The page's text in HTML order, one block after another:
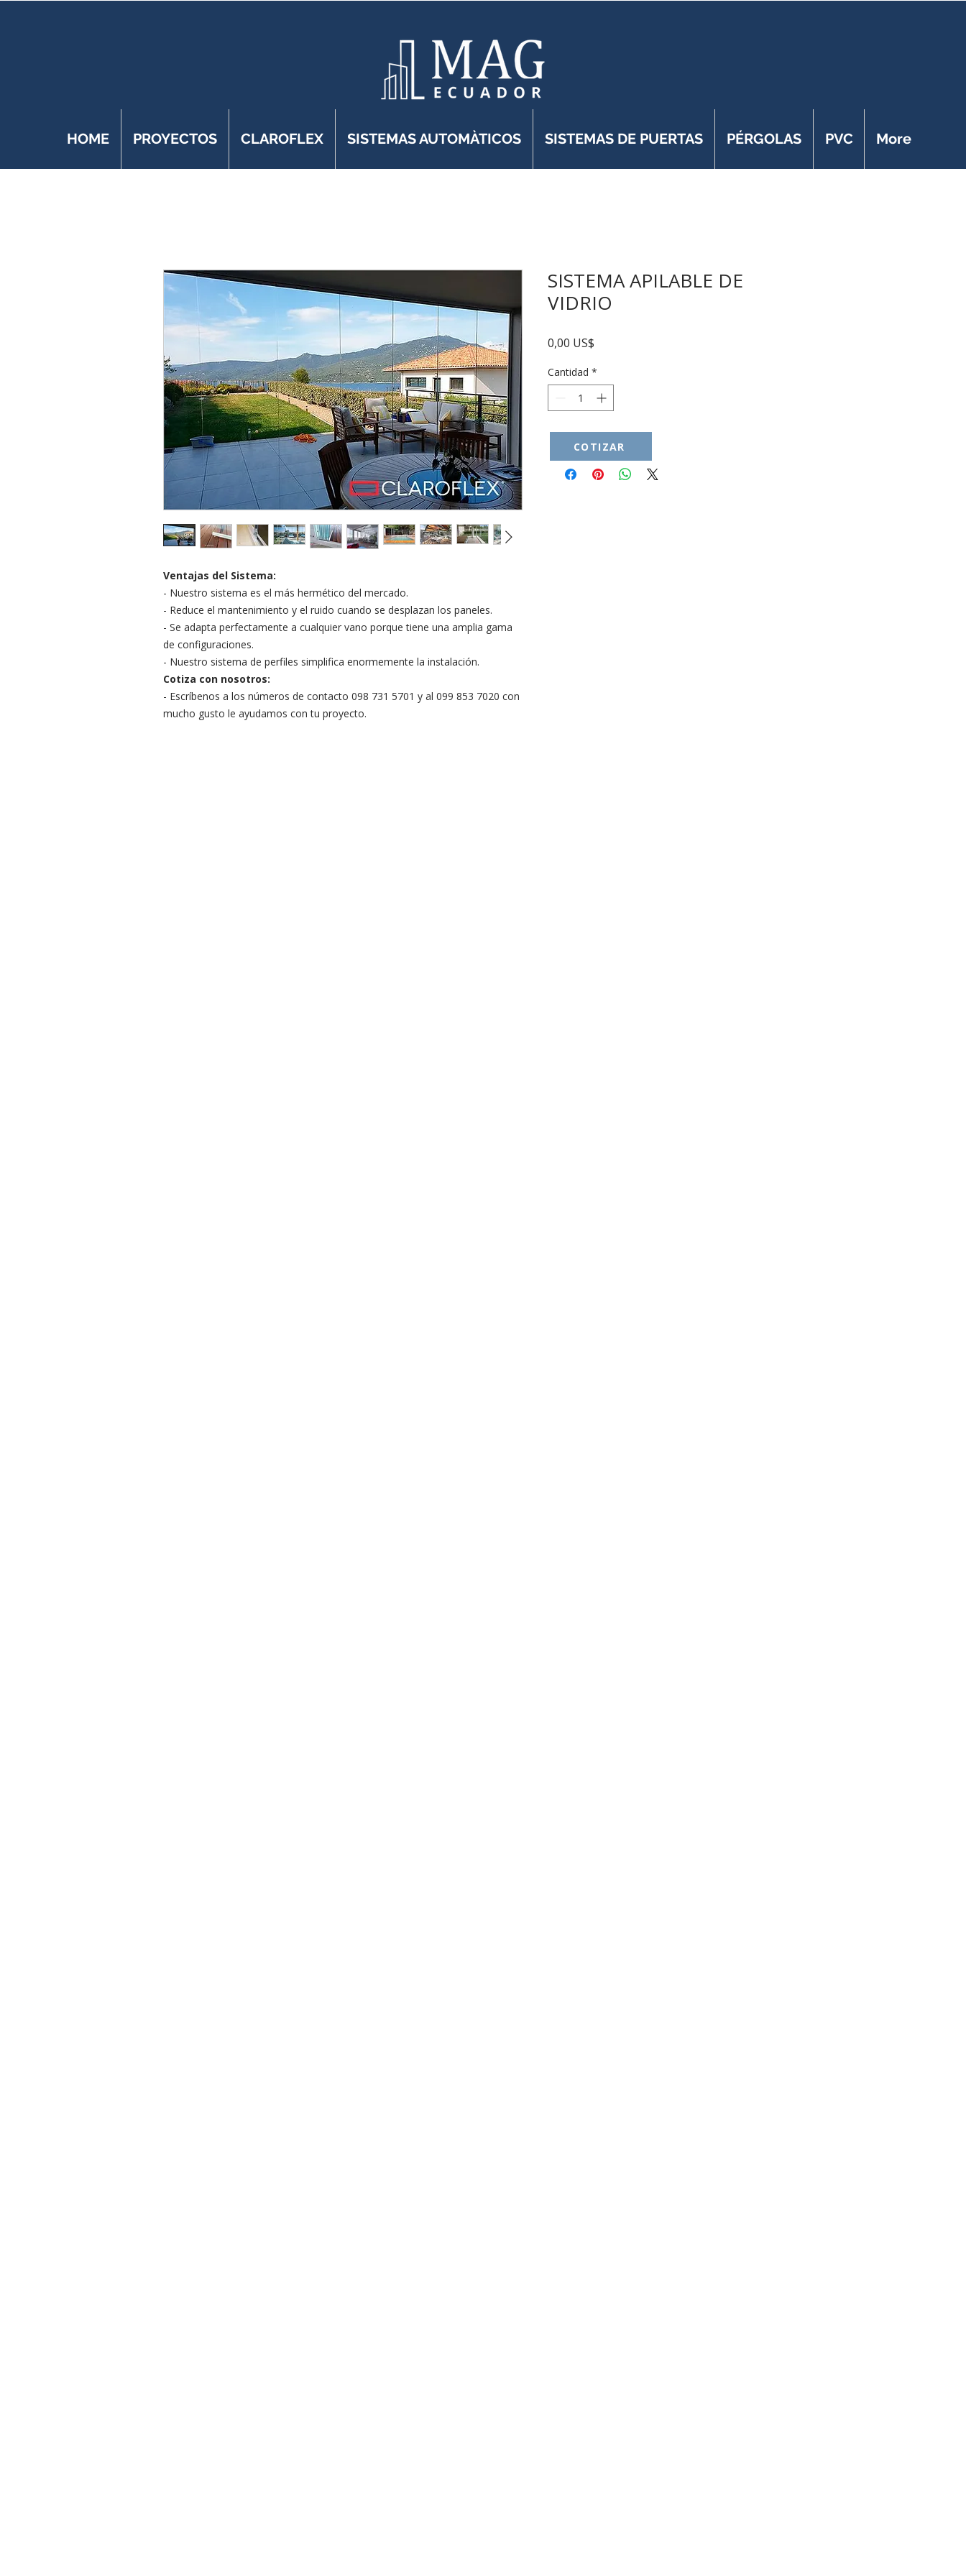
HOME PROYECTOS CLAROFLEX SISTEMAS AUTOMÀTICOS SISTEMAS DE PUERTAS PÉRGOLAS PVC More
Ventajas del Sistema:
- Nuestro sistema es el más hermético del mercado.
- Reduce el mantenimiento y el ruido cuando se desplazan los paneles.
- Se adapta perfectamente a cualquier vano porque tiene una amplia gama
de configuraciones.
- Nuestro sistema de perfiles simplifica enormemente la instalación.
Cotiza con nosotros:
- Escríbenos a los números de contacto 098 731 5701 y al 099 853 7020 con
mucho gusto le ayudamos con tu proyecto.
SISTEMA APILABLE DE
VIDRIO
0,00 US$
Cantidad *
COTIZAR